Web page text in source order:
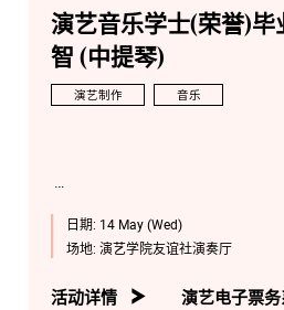
演艺音乐学士(荣誉)毕
智 (中提琴)
演艺制作 音乐
日期: 14 May (Wed)
场地: 演艺学院友谊社演奏厅
活动详情 演艺电子票